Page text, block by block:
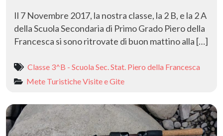
Il 7 Novembre 2017, la nostra classe, la 2 B, e la 2 A
della Scuola Secondaria di Primo Grado Piero della
Francesca si sono ritrovate di buon mattino alla […]
Classe 3^B - Scuola Sec. Stat. Piero della Francesca
Mete TuristicheVisite e Gite